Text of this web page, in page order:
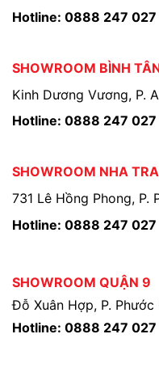
Hotline: 0888 247 027
SHOWROOM BÌNH
Kinh Dương Vương, P.
Hotline: 0888 247 027
SHOWROOM NHA
731 Lê Hồng Phong, P.
Hotline: 0888 247 027
SHOWROOM QUẬN 9
Đỗ Xuân Hợp, P. Phước
Hotline: 0888 247 027